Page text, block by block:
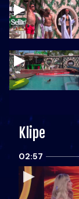
Klipe
02:57